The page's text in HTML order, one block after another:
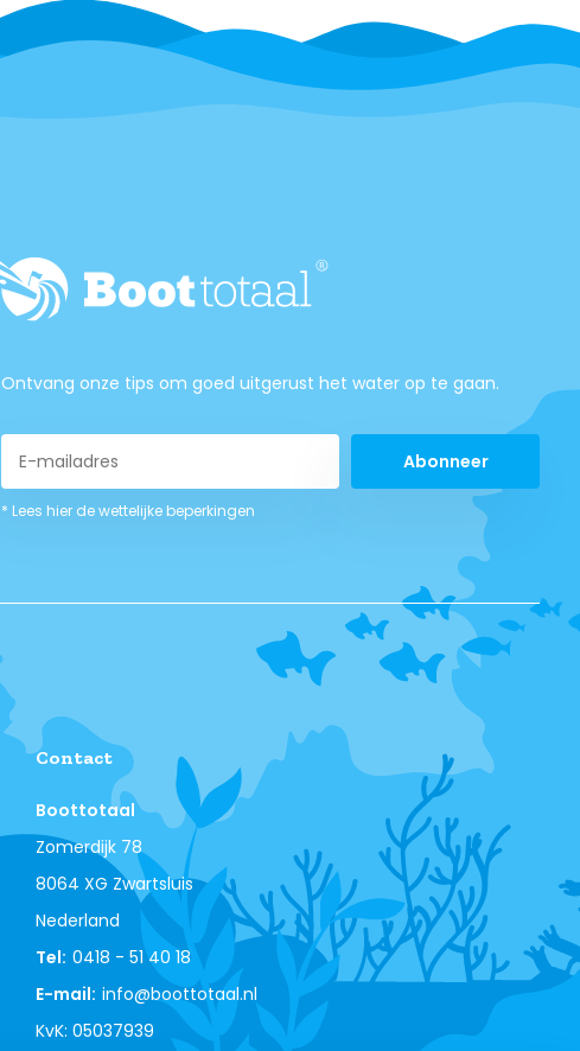
Ontvang onze tips om goed uitgerust het water op te gaan.
Abonneer
* Lees hier de wettelijke beperkingen
Contact
Boottotaal
Zomerdijk 78
8064 XG Zwartsluis
Nederland
Tel: 0418 - 51 40 18
E-mail: info@boottotaal.nl
KvK: 05037939